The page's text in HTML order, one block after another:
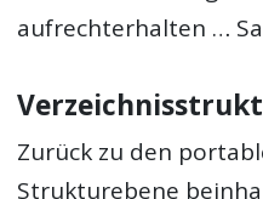
aufrechterhalten …
Zurück zu den
Strukturebene